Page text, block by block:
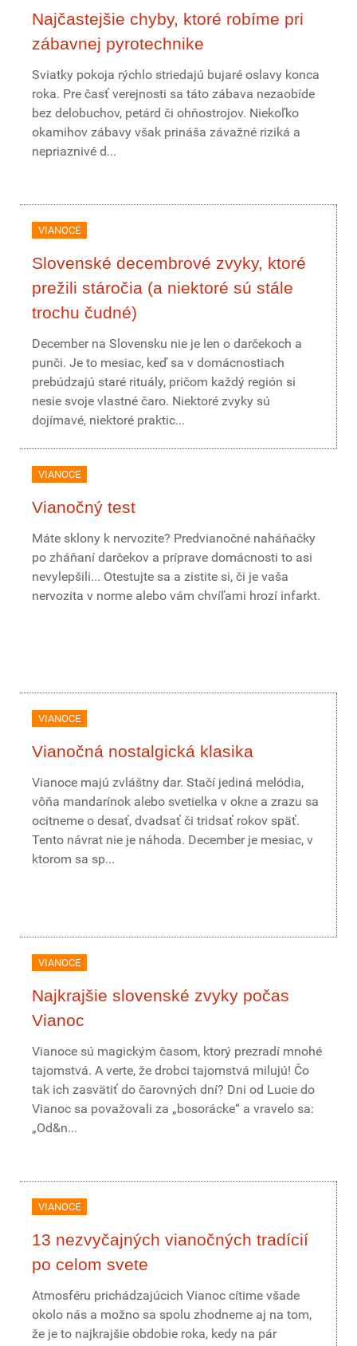
Najčastejšie chyby, ktoré robíme pri
zábavnej pyrotechnike
Sviatky pokoja rýchlo striedajú bujaré oslavy konca
roka. Pre časť verejnosti sa táto zábava nezaobíde
bez delobuchov, petárd či ohňostrojov. Niekoľko
okamihov zábavy však prináša závažné riziká a
nepriaznivé d...
VIANOCE
Slovenské decembrové zvyky, ktoré
prežili stáročia (a niektoré sú stále
trochu čudné)
December na Slovensku nie je len o darčekoch a
punči. Je to mesiac, keď sa v domácnostiach
prebúdzajú staré rituály, pričom každý región si
nesie svoje vlastné čaro. Niektoré zvyky sú
dojímavé, niektoré praktic...
VIANOCE
Vianočný test
Máte sklony k nervozite? Predvianočné naháňačky
po zháňaní darčekov a príprave domácnosti to asi
nevylepšili... Otestujte sa a zistite si, či je vaša
nervozita v norme alebo vám chvíľami hrozí infarkt.
VIANOCE
Vianočná nostalgická klasika
Vianoce majú zvláštny dar. Stačí jediná melódia,
vôňa mandarínok alebo svetielka v okne a zrazu sa
ocitneme o desať, dvadsať či tridsať rokov späť.
Tento návrat nie je náhoda. December je mesiac, v
ktorom sa sp...
VIANOCE
Najkrajšie slovenské zvyky počas
Vianoc
Vianoce sú magickým časom, ktorý prezradí mnohé
tajomstvá. A verte, že drobci tajomstvá milujú! Čo
tak ich zasvätiť do čarovných dní? Dni od Lucie do
Vianoc sa považovali za „bosorácke“ a vravelo sa:
„Od&n...
VIANOCE
13 nezvyčajných vianočných tradícií
po celom svete
Atmosféru prichádzajúcich Vianoc cítime všade
okolo nás a možno sa spolu zhodneme aj na tom,
že je to najkrajšie obdobie roka, kedy na pár